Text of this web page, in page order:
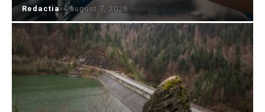
Redactia - august 7, 2026